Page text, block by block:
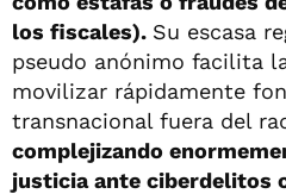
los fiscales). Su escasa
pseudo anónimo facilita
movilizar rápidamente
transnacional fuera del
complejizando
justicia ante ciberdelitos